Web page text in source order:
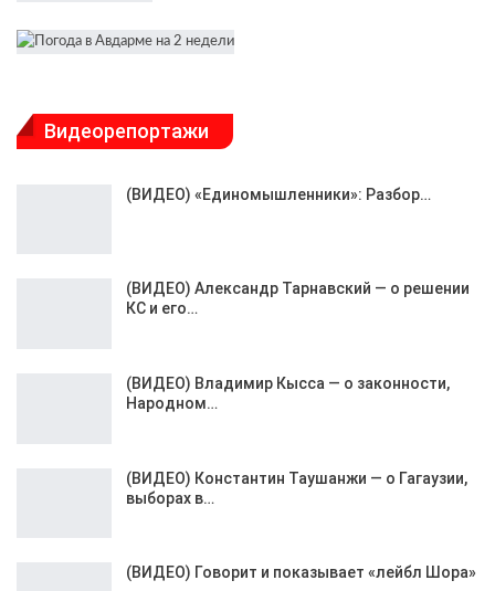
Видеорепортажи
(ВИДЕО) «Единомышленники»: Разбор…
(ВИДЕО) Александр Тарнавский — о решении
КС и его…
(ВИДЕО) Владимир Кысса — о законности,
Народном…
(ВИДЕО) Константин Таушанжи — о Гагаузии,
выборах в…
(ВИДЕО) Говорит и показывает «лейбл Шора»